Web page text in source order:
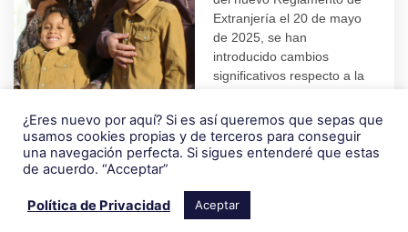
Extranjería el 20 de mayo
de 2025, se han
introducido cambios
significativos respecto a la
Leer más »
1 2
¿Eres nuevo por aquí? Si es así queremos que sepas que
usamos cookies propias y de terceros para conseguir
una navegación perfecta. Si sigues entenderé que estas
de acuerdo. “Acceptar”
Política de Privacidad Aceptar